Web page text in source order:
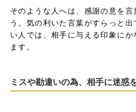
そのような人へは、感謝の意を言
う。気の利いた言葉がすらっと
い人では、相手に与える印象にか
ます。
ミスや勘違いの為、相手に迷惑